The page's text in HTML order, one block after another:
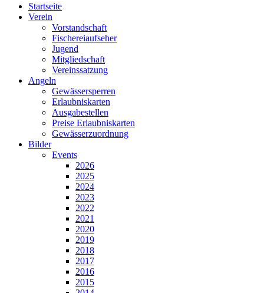
Startseite
Verein
Vorstandschaft
Fischereiaufseher
Jugend
Mitgliedschaft
Vereinssatzung
Angeln
Gewässersperren
Erlaubniskarten
Ausgabestellen
Preise Erlaubniskarten
Gewässerzuordnung
Bilder
Events
2026
2025
2024
2023
2022
2021
2020
2019
2018
2017
2016
2015